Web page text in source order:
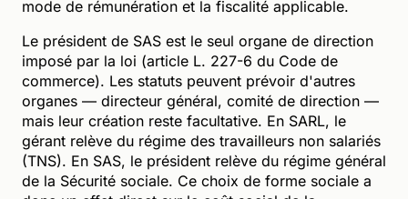
mode de rémunération et la fiscalité applicable.
Le président de SAS est le seul organe de direction
imposé par la loi (article L. 227-6 du Code de
commerce). Les statuts peuvent prévoir d'autres
organes — directeur général, comité de direction —
mais leur création reste facultative. En SARL, le
gérant relève du régime des travailleurs non salariés
(TNS). En SAS, le président relève du régime général
de la Sécurité sociale. Ce choix de forme sociale a